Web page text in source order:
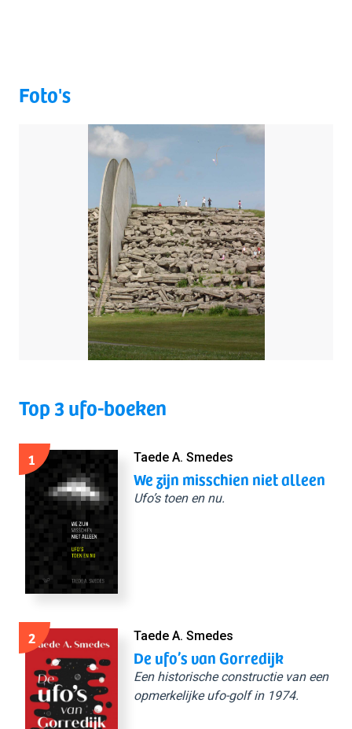
Foto's
Top 3 ufo-boeken
1 Taede A. Smedes
We zijn misschien niet alleen
Ufo’s toen en nu.
2 Taede A. Smedes
De ufo’s van Gorredijk
Een historische constructie van een
opmerkelijke ufo-golf in 1974.